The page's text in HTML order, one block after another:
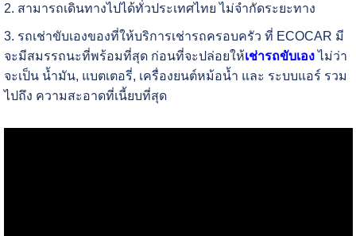
2. สามารถเดินทางไปได้ทั่วประเทศไทย ไม่จำกัดระยะทาง
3. รถเช่าขับเองของที่ให้บริการเช่ารถครอบครัว ที่ ECOCAR มี
จะมีสมรรถนะที่พร้อมที่สุด ก่อนที่จะปล่อยให้เช่ารถขับเองไม่ว่า
จะเป็น น้ำมัน, แบตเตอรี่, เครื่องยนต์หม้อน้ำ และ ระบบแอร์ รวม
ไปถึง ความสะอาดที่เนี้ยบที่สุด